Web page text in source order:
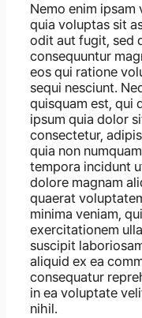
Nemo enim ipsam
quia voluptas sit
odit aut fugit, sed
consequuntur
eos qui ratione
sequi nesciunt.
quisquam est, qui
ipsum quia dolor
consectetur,
quia non
tempora incidunt
dolore magnam
quaerat
minima veniam,
exercitationem
suscipit
aliquid ex ea
consequatur
in ea voluptate
nihil.